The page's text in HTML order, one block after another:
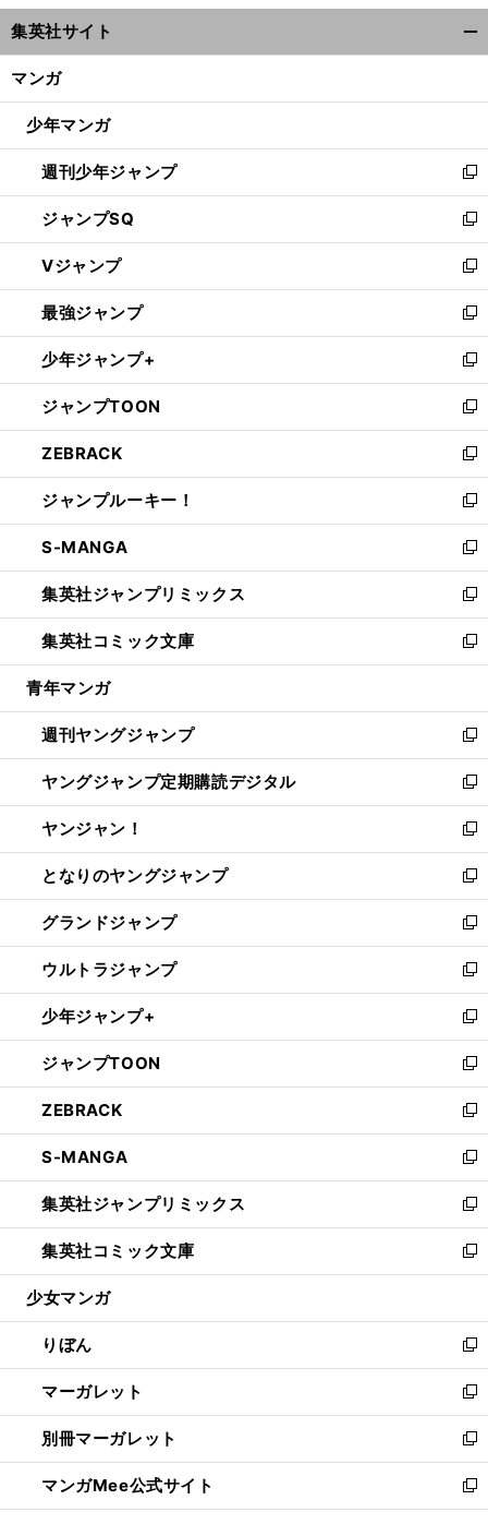
ウ
ィ
ン
ウ
開
く
集英社サイト
マンガ
少年マンガ
週刊少年ジャンプ
新
し
い
ウ
ィ
ン
ド
ウ
で
開
く
ジャンプSQ
新
し
い
ウ
ィ
ン
ド
ウ
で
開
く
Vジャンプ
新
し
い
ウ
ィ
ン
ド
ウ
で
開
く
最強ジャンプ
新
し
い
ウ
ィ
ン
ド
ウ
で
開
く
少年ジャンプ+
新
し
い
ウ
ィ
ン
ド
ウ
で
開
く
ジャンプTOON
新
し
い
ウ
ィ
ン
ド
ウ
で
開
く
ZEBRACK
新
し
い
ウ
ィ
ン
ド
ウ
で
開
ジャンプルーキー！
新
し
い
ウ
ィ
ン
ド
ウ
開
く
S-MANGA
新
し
い
ウ
ィ
ン
ウ
で
開
く
集英社ジャンプリミックス
新
し
い
ウ
ン
ド
ウ
で
開
く
集英社コミック文庫
新
し
ウ
ィ
ン
ド
ウ
で
開
く
青年マンガ
週刊ヤングジャンプ
新
し
い
ウ
ィ
ン
ド
ウ
で
開
く
ヤングジャンプ定期購読デジタル
新
し
い
ウ
ィ
ン
ド
ウ
で
開
く
ヤンジャン！
新
し
い
ウ
ィ
ン
ド
ウ
で
開
く
となりのヤングジャンプ
新
し
い
ウ
ィ
ン
ド
ウ
で
開
く
グランドジャンプ
新
し
い
ウ
ィ
ン
ド
ウ
で
開
く
ウルトラジャンプ
新
し
い
ウ
ィ
ン
ド
ウ
で
開
く
少年ジャンプ+
新
し
い
ウ
ィ
ン
ド
ウ
で
開
く
ジャンプTOON
新
し
い
ウ
ィ
ン
ド
ウ
で
開
ZEBRACK
新
し
い
ウ
ィ
ン
ド
ウ
開
く
S-MANGA
新
し
い
ウ
ィ
ン
ウ
で
開
く
集英社ジャンプリミックス
新
し
い
ウ
ン
ド
ウ
で
開
く
集英社コミック文庫
新
し
ウ
ィ
ン
ド
ウ
で
開
く
少女マンガ
りぼん
新
し
い
ウ
ィ
ン
ド
ウ
マーガレット
新
し
い
ウ
ィ
ン
別冊マーガレット
新
し
い
ウ
マンガMee公式サイト
新
し